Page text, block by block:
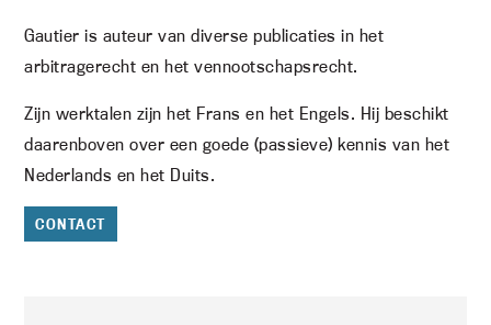
Gautier is auteur van diverse publicaties in het
arbitragerecht en het vennootschapsrecht.
Zijn werktalen zijn het Frans en het Engels. Hij beschikt
daarenboven over een goede (passieve) kennis van het
Nederlands en het Duits.
CONTACT